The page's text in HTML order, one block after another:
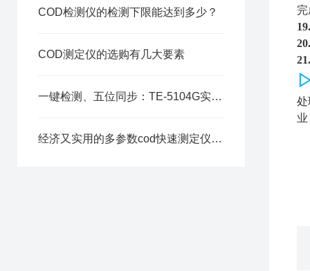
COD检测仪的检测下限能达到多少？
COD测定仪的选购有几大要素
一键检测、五位同步：TE-5104G实验室水质仪实现多场景精准覆盖！
经济又实用的多参数cod快速测定仪仪器
处
业